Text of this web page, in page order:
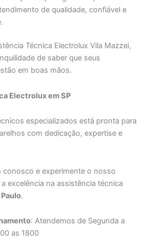
de qualidade, confiável e
Técnica Electrolux Vila Mazzei,
de saber que seus
em boas mãos.
Electrolux em SP
especializados está pronta para
com dedicação, expertise e
conosco e experimente o nosso
excelência na assistência técnica
.
: Atendemos de Segunda a
as 1800